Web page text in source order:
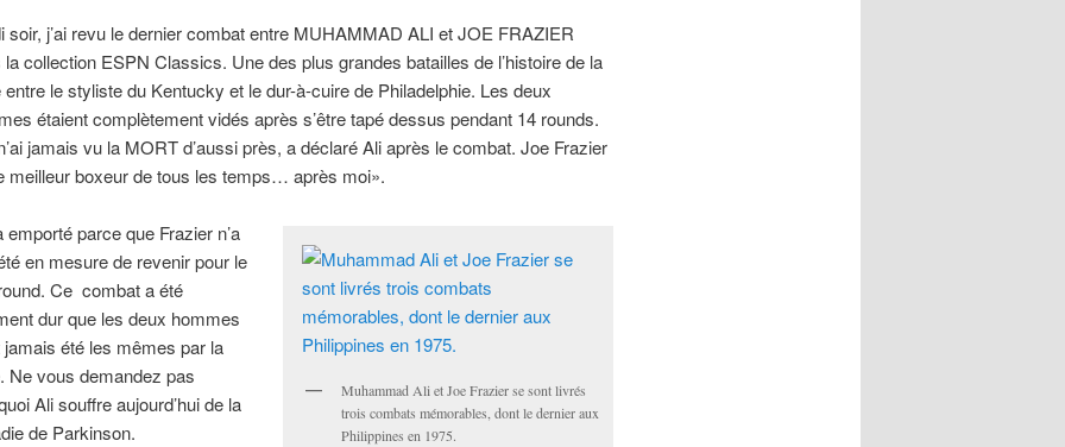
soir, j’ai revu le dernier combat entre MUHAMMAD ALI et JOE FRAZIER
la collection ESPN Classics. Une des plus grandes batailles de l’histoire de la
entre le styliste du Kentucky et le dur-à-cuire de Philadelphie. Les deux
étaient complètement vidés après s’être tapé dessus pendant 14 rounds.
jamais vu la MORT d’aussi près, a déclaré Ali après le combat. Joe Frazier
meilleur boxeur de tous les temps… après moi».
Muhammad Ali et Joe Frazier se sont livrés
trois combats mémorables, dont le dernier aux
Philippines en 1975.
emporté parce que Frazier n’a
en mesure de revenir pour le
Ce combat a été
dur que les deux hommes
jamais été les mêmes par la
Ne vous demandez pas
Ali souffre aujourd’hui de la
de Parkinson.